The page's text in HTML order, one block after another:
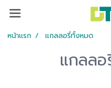
หน้าแรก แกลลอรี่ทั้งหมด
แกลล